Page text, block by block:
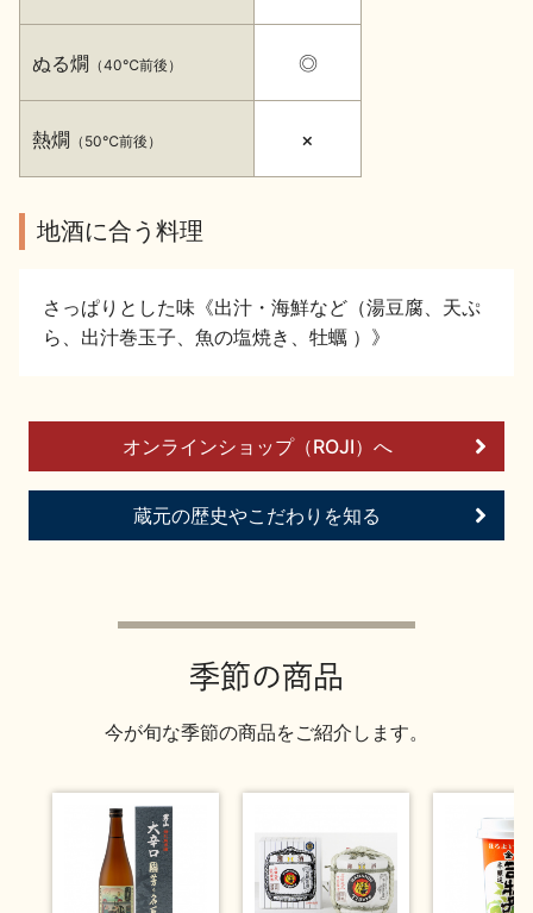
地酒蔵元会WEB展示会 地酒蔵元会利酒会
美味しい地酒の選び方
地酒蔵元会とは
ぬる燗 （40℃前後）
熱燗 （50℃前後）
◎
×
地酒に合う料理
さっぱりとした味《出汁・海鮮など（湯豆腐、天ぷ
ら、出汁巻玉子、魚の塩焼き、牡蠣 ）》
オンラインショップ（ROJI）へ
蔵元の歴史やこだわりを知る
季節の商品
今が旬な季節の商品をご紹介します。